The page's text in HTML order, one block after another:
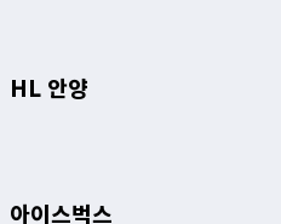
HL 안양
아이스벅스